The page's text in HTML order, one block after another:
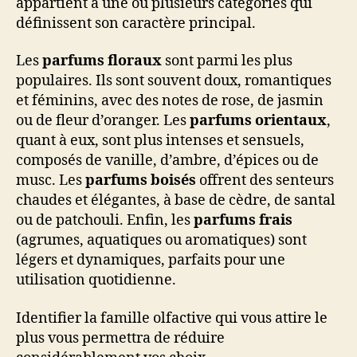
définissent son caractère principal.
Lesparfums floraux sont parmi les plus
populaires. Ils sont souvent doux, romantiques
et féminins, avec des notes de rose, de jasmin
ou de fleur d’oranger. Lesparfums orientaux,
quant à eux, sont plus intenses et sensuels,
composés de vanille, d’ambre, d’épices ou de
musc. Lesparfums boisés offrent des senteurs
chaudes et élégantes, à base de cèdre, de santal
ou de patchouli. Enfin, lesparfums frais
(agrumes, aquatiques ou aromatiques) sont
légers et dynamiques, parfaits pour une
utilisation quotidienne.
Identifier la famille olfactive qui vous attire le
plus vous permettra de réduire